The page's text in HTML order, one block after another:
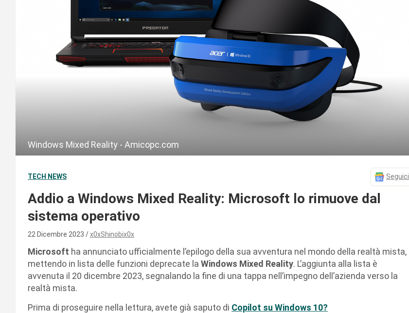
Windows Mixed Reality - Amicopc.com
TECH NEWS Seguici
Addio a Windows Mixed Reality: Microsoft lo rimuove dal
sistema operativo
22 Dicembre 2023 x0xShinobix0x
Microsoft ha annunciato ufficialmente l’epilogo della sua avventura nel mondo della realtà mista,
mettendo in lista delle funzioni deprecate la Windows Mixed Reality. L’aggiunta alla lista è
avvenuta il 20 dicembre 2023, segnalando la fine di una tappa nell’impegno dell’azienda verso la
realtà mista.
Prima di proseguire nella lettura, avete già saputo di Copilot su Windows 10?